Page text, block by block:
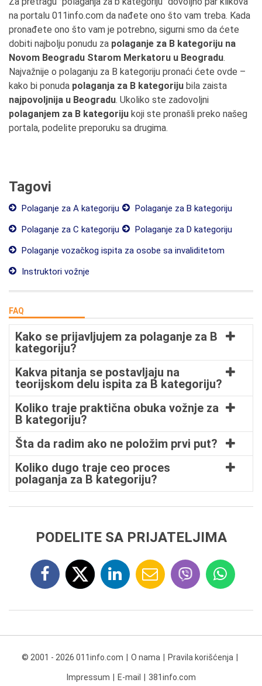
na portalu 011info.com da nađete ono što vam treba. Kada
pronađete ono što vam je potrebno, sigurni smo da ćete
dobiti najbolju ponudu za polaganje za B kategoriju na
Novom Beogradu Starom Merkatoru u Beogradu.
Najvažnije o polaganju za B kategoriju pronaći ćete ovde –
kako bi ponuda polaganja za B kategoriju bila zaista
najpovoljnija u Beogradu. Ukoliko ste zadovoljni
polaganjem za B kategoriju koji ste pronašli preko našeg
portala, podelite preporuku sa drugima.
Tagovi
Polaganje za A kategoriju
Polaganje za B kategoriju
Polaganje za C kategoriju
Polaganje za D kategoriju
Polaganje vozačkog ispita za osobe sa invaliditetom
Instruktori vožnje
FAQ
Kako se prijavljujem za polaganje za B
kategoriju?
Kakva pitanja se postavljaju na
teorijskom delu ispita za B kategoriju?
Koliko traje praktična obuka vožnje za
B kategoriju?
Šta da radim ako ne položim prvi put?
Koliko dugo traje ceo proces
polaganja za B kategoriju?
PODELITE SA PRIJATELJIMA
© 2001 - 2026 011info.com O nama Pravila korišćenja
Impressum E-mail 381info.com